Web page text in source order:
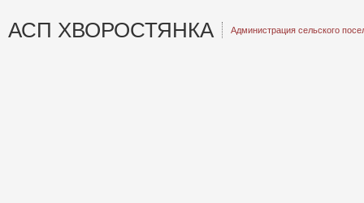
АСП ХВОРОСТЯНКА Администрация сельского